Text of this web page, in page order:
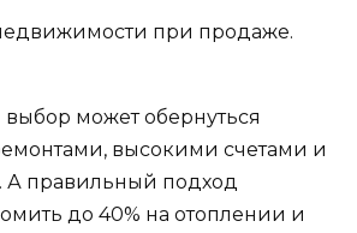
при продаже.
может обернуться
высокими счетами и
А правильный подход
до 40% на отоплении и